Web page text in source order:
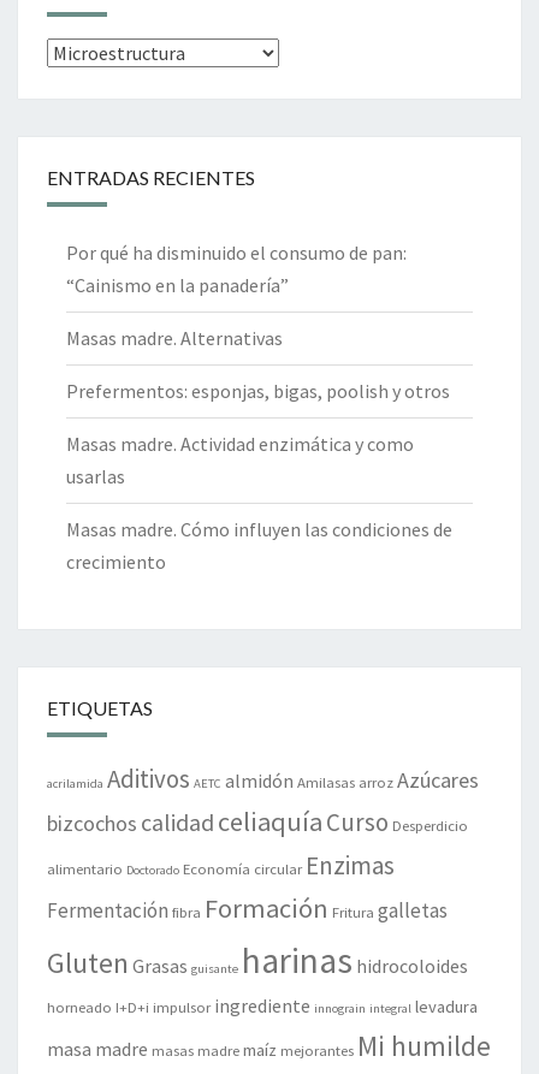
Categorías
ENTRADAS RECIENTES
Por qué ha disminuido el consumo de pan:
“Cainismo en la panadería”
Masas madre. Alternativas
Prefermentos: esponjas, bigas, poolish y otros
Masas madre. Actividad enzimática y como
usarlas
Masas madre. Cómo influyen las condiciones de
crecimiento
ETIQUETAS
acrilamida Aditivos AETC almidón Amilasas arrozAzúcares
bizcochos calidad celiaquíaCurso Desperdicio
alimentario Doctorado Economía circular Enzimas
Fermentación fibra Formación Fritura galletas
Gluten Grasas guisante harinas hidrocoloides
horneado I+D+i impulsor ingrediente innograin integral levadura
masa madre masas madremaíz mejorantes Mi humilde